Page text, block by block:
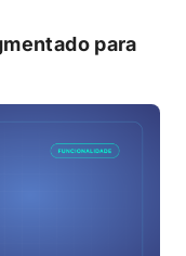
para